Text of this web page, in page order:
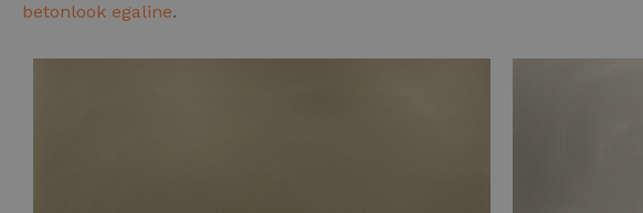
betonlook egaline.